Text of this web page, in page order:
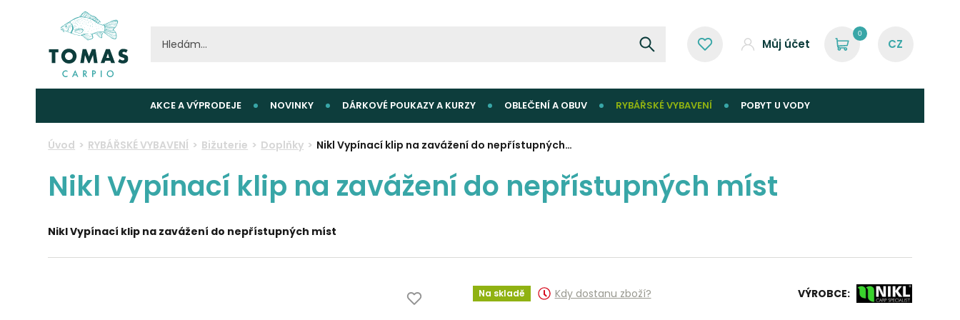
Můj účet
0
AKCE A VÝPRODEJE NOVINKY DÁRKOVÉ POUKAZY A KURZY OBLEČENÍ A OBUV RYBÁŘSKÉ VYBAVENÍ POBYT U VODY
Úvod RYBÁŘSKÉ VYBAVENÍ Bižuterie Doplňky Nikl Vypínací klip na zavážení do nepřístupných…
Nikl Vypínací klip na zavážení do nepřístupných míst
Nikl Vypínací klip na zavážení do nepřístupných míst
Na skladě Kdy dostanu zboží? VÝROBCE: